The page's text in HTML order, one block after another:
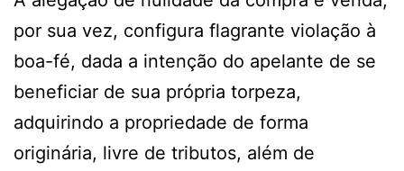
por sua vez, configura flagrante violação à
boa-fé, dada a intenção do apelante de se
beneficiar de sua própria torpeza,
adquirindo a propriedade de forma
originária, livre de tributos, além de